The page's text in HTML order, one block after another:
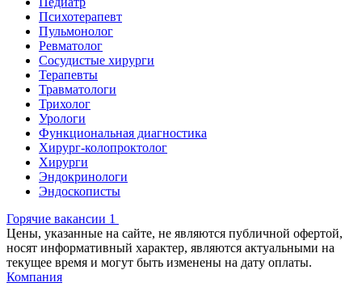
Психотерапевт
Пульмонолог
Ревматолог
Сосудистые хирурги
Терапевты
Травматологи
Трихолог
Урологи
Функциональная диагностика
Хирург-колопроктолог
Хирурги
Эндокринологи
Эндоскописты
Горячие вакансии 1
Цены, указанные на сайте, не являются публичной офертой,
носят информативный характер, являются актуальными на
текущее время и могут быть изменены на дату оплаты.
Компания